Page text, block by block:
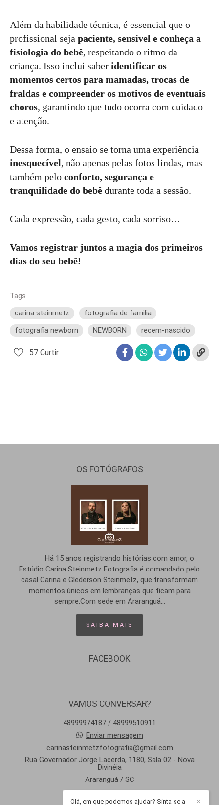
Além da habilidade técnica, é essencial que o
profissional seja paciente, sensível e conheça a
fisiologia do bebê, respeitando o ritmo da
criança. Isso inclui saber identificar os
momentos certos para mamadas, trocas de
fraldas e compreender os motivos de eventuais
choros, garantindo que tudo ocorra com cuidado
e atenção.
Dessa forma, o ensaio se torna uma experiência
inesquecível, não apenas pelas fotos lindas, mas
também pelo conforto, segurança e
tranquilidade do bebê durante toda a sessão.
Cada expressão, cada gesto, cada sorriso…
Vamos registrar juntos a magia dos primeiros
dias do seu bebê!
Tags
carina steinmetz
fotografia de familia
fotografia newborn
NEWBORN recem-nascido
57 Curtir
OS FOTÓGRAFOS
Há 15 anos registrando histórias com amor, o
Estúdio Carina Steinmetz Fotografia é comandado pelo
casal Carina e Glederson Steinmetz, que transformam
momentos únicos em lembranças que ficam para
sempre.Com sede em Araranguá...
SAIBA MAIS
FACEBOOK
VAMOS CONVERSAR?
48999974187 / 48999510911
Enviar mensagem
carinasteinmetzfotografia@gmail.com
Rua Governador Jorge Lacerda, 1180, Sala 02 - Nova
Divinéia
Araranguá / SC
✕
Olá, em que podemos ajudar? Sinta-se a